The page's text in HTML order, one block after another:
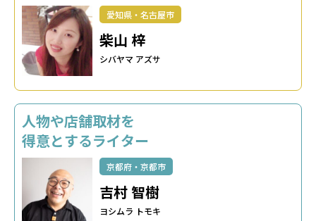
愛知県・名古屋市
柴山 梓
シバヤマ アズサ
人物や店舗取材を
得意とするライター
京都府・京都市
吉村 智樹
ヨシムラ トモキ